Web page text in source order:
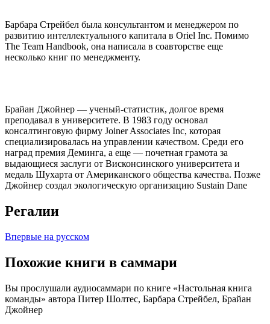
Барбара Стрейбел была консультантом и менеджером по
развитию интеллектуального капитала в Oriel Inc. Помимо
The Team Handbook, она написала в соавторстве еще
несколько книг по менеджменту.
Брайан Джойнер — ученый-статистик, долгое время
преподавал в университете. В 1983 году основал
консалтинговую фирму Joiner Associates Inc, которая
специализировалась на управлении качеством. Среди его
наград премия Деминга, а еще — почетная грамота за
выдающиеся заслуги от Висконсинского университета и
медаль Шухарта от Американского общества качества. Позже
Джойнер создал экологическую организацию Sustain Dane
Регалии
Впервые на русском
Похожие книги в саммари
Вы прослушали аудиосаммари по книге «Настольная книга
команды» автора Питер Шолтес, Барбара Стрейбел, Брайан
Джойнер